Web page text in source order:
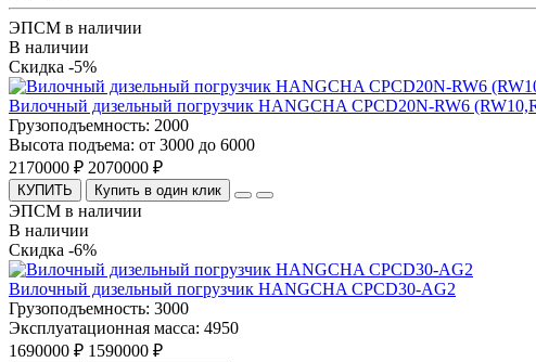
ЭПСМ в наличии
В наличии
Скидка -5%
Вилочный дизельный погрузчик HANGCHA CPCD20N-RW6
Грузоподъемность: 2000
Высота подъема: от 3000 до 6000
2170000 ₽ 2070000 ₽
КУПИТЬ Купить в один клик
ЭПСМ в наличии
В наличии
Скидка -6%
Вилочный дизельный погрузчик HANGCHA CPCD30-AG2
Грузоподъемность: 3000
Эксплуатационная масса: 4950
1690000 ₽ 1590000 ₽